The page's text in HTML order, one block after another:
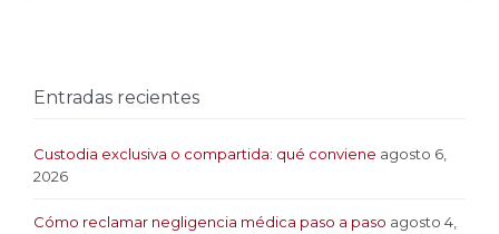
Entradas recientes
Custodia exclusiva o compartida: qué conviene agosto 6,
2026
Cómo reclamar negligencia médica paso a paso agosto 4,